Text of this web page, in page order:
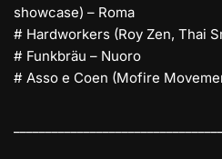
showcase) – Roma
# Hardworkers (Roy Zen, Thai
# Funkbräu – Nuoro
# Asso e Coen (Mofire